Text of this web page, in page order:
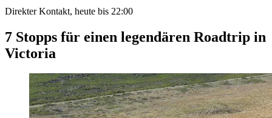
Direkter Kontakt, heute bis 22:00
7 Stopps für einen legendären Roadtrip in
Victoria